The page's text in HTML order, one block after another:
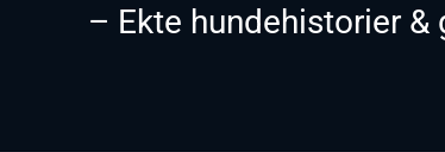
– Ekte hundehistorier &